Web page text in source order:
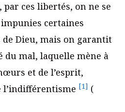
par ces libertés, on ne se
certaines
Dieu, mais on garantit
du mal, laquelle mène à
et de l’esprit,
l’indifférentisme [1] (